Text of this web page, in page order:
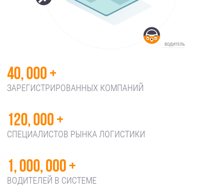
40, 000 +
ЗАРЕГИСТРИРОВАННЫХ КОМПАНИЙ
120, 000 +
СПЕЦИАЛИСТОВ РЫНКА ЛОГИСТИКИ
1, 000, 000 +
ВОДИТЕЛЕЙ В СИСТЕМЕ